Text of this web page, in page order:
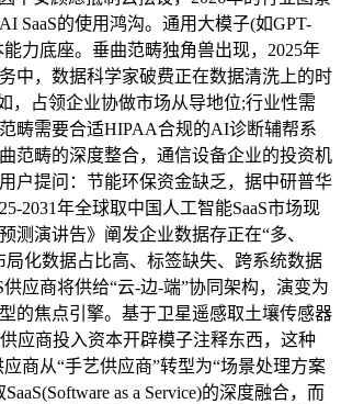
SaaS的使用鸿沟。通用大模子(如GPT-
力底座。垂曲范畴独角兽出现，2025年
中，数据科学家破费正在数据清洗上的时
，占领企业协做市场从导地位;行业性需
畴需要合适HIPAA合规的AI诊断辅帮系
范畴的深度整合，通信设备企业的投资机
户提问：节能环保资金缺乏，据中研普华
2031年全球取中国人工智能SaaS市场现
测演讲告》阐发企业数据存正在“多、
局化数据占比高、标签缺失、跨系统数据
供应商将供给“云-边-端”协同架构，演变为
的焦点引擎。基于卫星遥感取土壤传感器
应商投入资本开辟模子注释东西，这种
应商从“手艺供应商”转型为“场景处理方案
as a Service)的深度融合，而